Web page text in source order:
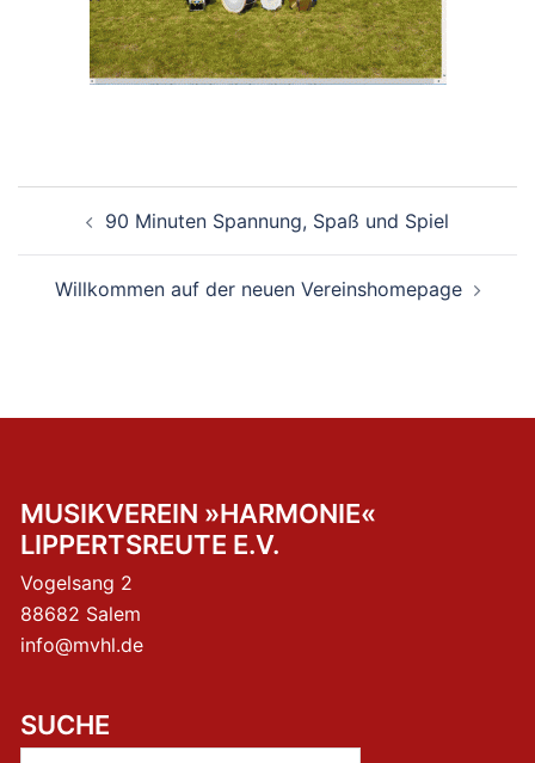
90 Minuten Spannung, Spaß und Spiel
Willkommen auf der neuen Vereinshomepage
MUSIKVEREIN »HARMONIE«
LIPPERTSREUTE E.V.
Vogelsang 2
88682 Salem
info@mvhl.de
SUCHE